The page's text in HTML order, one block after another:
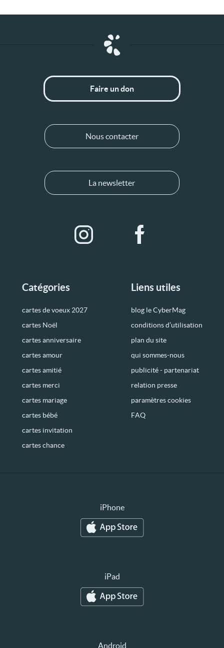
Catégories
cartes de voeux 2027
cartes Noël
cartes anniversaire
cartes amour
cartes amitié
cartes merci
cartes mariage
cartes bébé
cartes invitation
cartes chance
Liens utiles
blog le CyberMag
conditions d’utilisation
plan du site
qui sommes-nous
publicité - partenariat
relation presse
paramètres cookies
FAQ
Faire un don
Nous contacter
La newsletter
iPhone
iPad
Android